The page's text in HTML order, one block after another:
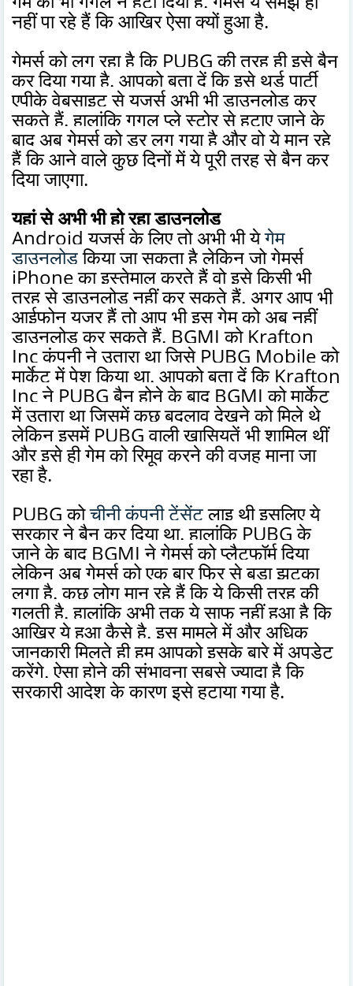
नहीं पा रहे हैं कि आखिर ऐसा क्यों हुआ है.
गेमर्स को लग रहा है कि PUBG की तरह ही इसे बैन
कर दिया गया है. आपको बता दें कि इसे थर्ड पार्टी
एपीके वेबसाइट से यूजर्स अभी भी डाउनलोड कर
सकते हैं. हालांकि गूगल प्ले स्टोर से हटाए जाने के
बाद अब गेमर्स को डर लग गया है और वो ये मान रहे
हैं कि आने वाले कुछ दिनों में ये पूरी तरह से बैन कर
दिया जाएगा.
यहां से अभी भी हो रहा डाउनलोड
Android यूजर्स के लिए तो अभी भी येगेम
डाउनलोडकिया जा सकता है लेकिन जो गेमर्स
iPhone का इस्तेमाल करते हैं वो इसे किसी भी
तरह से डाउनलोड नहीं कर सकते हैं. अगर आप भी
आईफोन यूजर हैं तो आप भी इस गेम को अब नहीं
डाउनलोड कर सकते हैं. BGMI को Krafton
Inc कंपनी ने उतारा था जिसे PUBG Mobile को
मार्केट में पेश किया था. आपको बता दें कि Krafton
Inc ने PUBG बैन होने के बाद BGMI को मार्केट
में उतारा था जिसमें कुछ बदलाव देखने को मिले थे
लेकिन इसमें PUBG वाली खासियतें भी शामिल थीं
और इसे ही गेम को रिमूव करने की वजह माना जा
रहा है.
PUBG कोचीनी कंपनी टेंसेंटलाइ थी इसलिए ये
सरकार ने बैन कर दिया था. हालांकि PUBG के
जाने के बाद BGMI ने गेमर्स को प्लैटफॉर्म दिया
लेकिन अब गेमर्स को एक बार फिर से बड़ा झटका
लगा है. कुछ लोग मान रहे हैं कि ये किसी तरह की
गलती है. हालांकि अभी तक ये साफ नहीं हुआ है कि
आखिर ये हुआ कैसे है. इस मामले में और अधिक
जानकारी मिलते ही हम आपको इसके बारे में अपडेट
करेंगे. ऐसा होने की संभावना सबसे ज्यादा है कि
सरकारी आदेश के कारण इसे हटाया गया है.